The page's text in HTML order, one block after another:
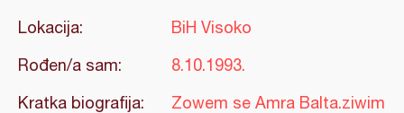
Lokacija:
BiH Visoko
Rođen/a sam:
8.10.1993.
Kratka biografija:
Zowem se Amra Balta.ziwim